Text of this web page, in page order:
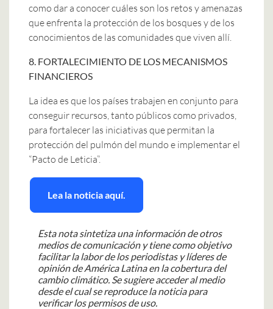
como dar a conocer cuáles son los retos y amenazas
que enfrenta la protección de los bosques y de los
conocimientos de las comunidades que viven allí.
8. FORTALECIMIENTO DE LOS MECANISMOS
FINANCIEROS
La idea es que los países trabajen en conjunto para
conseguir recursos, tanto públicos como privados,
para fortalecer las iniciativas que permitan la
protección del pulmón del mundo e implementar el
“Pacto de Leticia”.
Lea la noticia aquí.
Esta nota sintetiza una información de otros
medios de comunicación y tiene como objetivo
facilitar la labor de los periodistas y líderes de
opinión de América Latina en la cobertura del
cambio climático. Se sugiere acceder al medio
desde el cual se reproduce la noticia para
verificar los permisos de uso.